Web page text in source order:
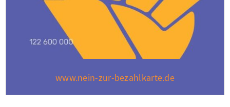
www.nein-zur-bezahlkarte.de